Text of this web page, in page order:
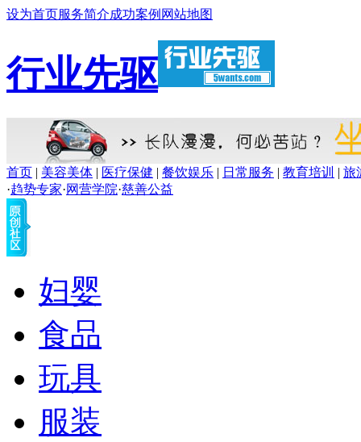
设为首页服务简介成功案例 网站地图
行业先驱
首页 | 美容美体 | 医疗保健 | 餐饮娱乐 | 日常服务 | 教育培训 | 旅
·趋势专家·网营学院·慈善公益
妇婴
食品
玩具
服装